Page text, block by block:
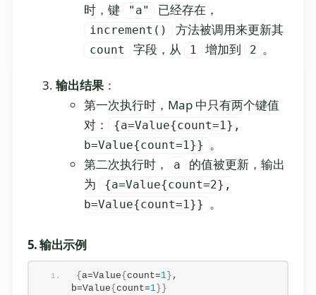
时，键 "a" 已经存在，
increment() 方法被调用来更新其
count 字段，从 1 增加到 2 。
输出结果 ：
第一次执行时，Map 中只有两个键值
对：
{a=Value{count=1},
b=Value{count=1}}
。
第二次执行时，
a
的值被更新，输出
为
{a=Value{count=2},
b=Value{count=1}}
。
5. 输出示例
{ a=Value{ count=1 } ,
b=Value{ count=1 }}